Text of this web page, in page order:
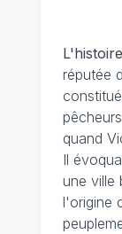
réputée
quand
Il
une ville
l'origine